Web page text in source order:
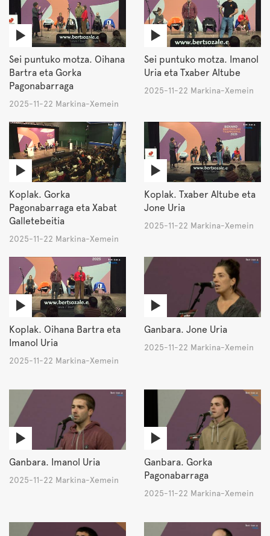
Sei puntuko motza. Oihana
Bartra eta Gorka
Pagonabarraga
2025-11-22 Markina-Xemein
Sei puntuko motza. Imanol
Uria eta Txaber Altube
2025-11-22 Markina-Xemein
Koplak. Gorka
Pagonabarraga eta Xabat
Galletebeitia
2025-11-22 Markina-Xemein
Koplak. Txaber Altube eta
Jone Uria
2025-11-22 Markina-Xemein
Koplak. Oihana Bartra eta
Imanol Uria
2025-11-22 Markina-Xemein
Ganbara. Jone Uria
2025-11-22 Markina-Xemein
Ganbara. Imanol Uria
2025-11-22 Markina-Xemein
Ganbara. Gorka
Pagonabarraga
2025-11-22 Markina-Xemein